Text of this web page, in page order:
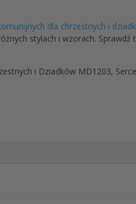
dla chrzestnych i
stylach i wzorach. Sprawdź
i Dziadków MD1203,